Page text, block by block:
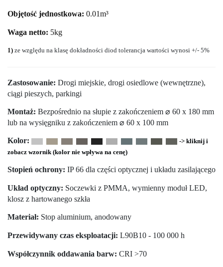
Objętość jednostkowa: 0.01m³
Waga netto: 5kg
1) ze względu na klasę dokładności diod tolerancja wartości wynosi +/- 5%
Zastosowanie: Drogi miejskie, drogi osiedlowe (wewnętrzne),
ciągi pieszych, parkingi
Montaż: Bezpośrednio na słupie z zakończeniem ⌀ 60 x 180 mm
lub na wysięgniku z zakończeniem ⌀ 60 x 100 mm
Kolor:
-> kliknij i
zobacz wzornik (kolor nie wpływa na cenę)
Stopień ochrony: IP 66 dla części optycznej i układu zasilającego
Układ optyczny: Soczewki z PMMA, wymienny moduł LED,
klosz z hartowanego szkła
Materiał: Stop aluminium, anodowany
Przewidywany czas eksploatacji: L90B10 - 100 000 h
Współczynnik oddawania barw: CRI >70